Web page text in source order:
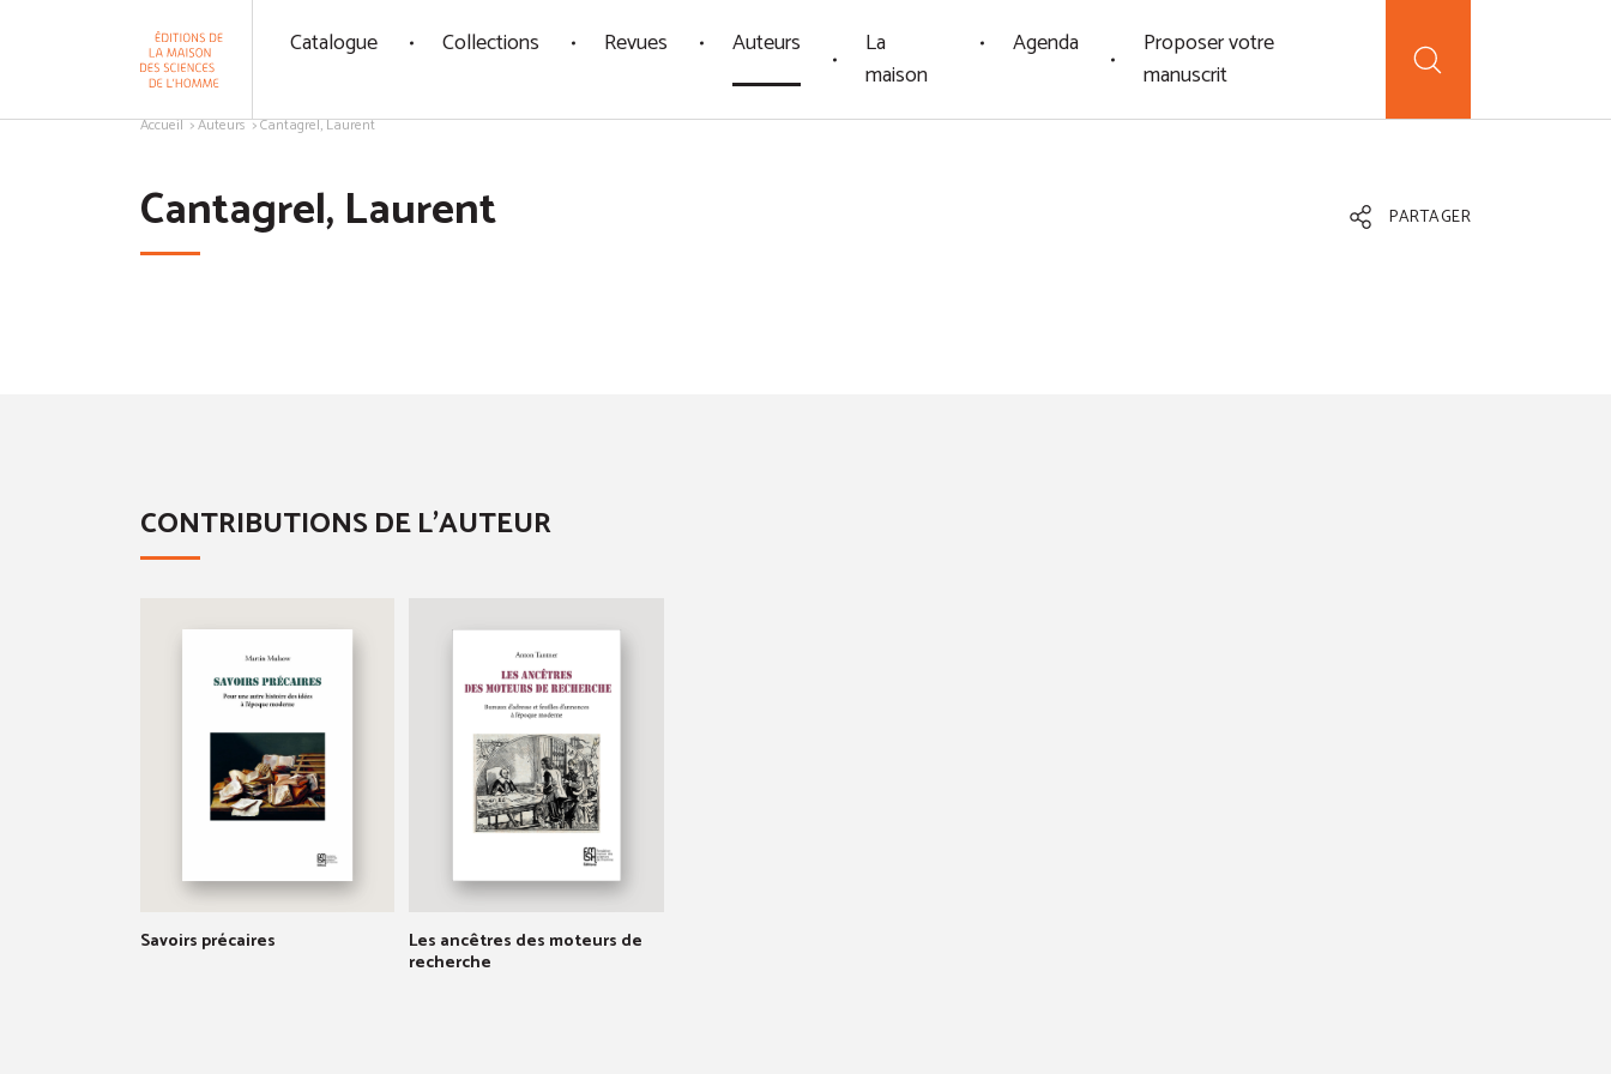
Catalogue Collections Revues Auteurs
La
maison
Agenda
Proposer votre
manuscrit
Accueil Auteurs Cantagrel, Laurent
Cantagrel, Laurent PARTAGER
CONTRIBUTIONS DE L'AUTEUR
Savoirs précaires Les ancêtres des moteurs de
recherche